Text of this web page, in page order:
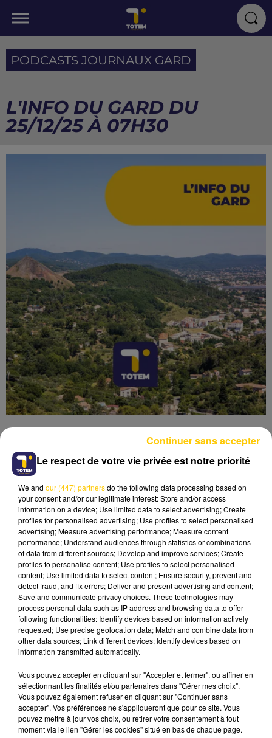
PODCASTS JOURNAUX GARD
L'INFO DU GARD DU
25/12/25 À 07H30
Lecture (4 min 49 sec)
25 décembre 2025 - 4 min 49 sec
L'INFO DU GARD DU 25/12/25 À 07H30
Ecoutez sur Totem l'information en Lozère et sur
le bassin d'Alès avec les reportages de nos
journalistes sur le terrain.
AVEYRON NORD
Le respect de votre vie privée est notre priorité
We and our (447) partnersdo the following data processing based on
your consent and/or our legitimate interest: Store and/or access
information on a device; Use limited data to select advertising; Create
profiles for personalised advertising; Use profiles to select personalised
advertising; Measure advertising performance; Measure content
performance; Understand audiences through statistics or combinations
of data from different sources; Develop and improve services; Create
profiles to personalise content; Use profiles to select personalised
content; Use limited data to select content; Ensure security, prevent and
detect fraud, and fix errors; Deliver and present advertising and content;
Save and communicate privacy choices. These technologies may
process personal data such as IP address and browsing data to offer
following functionalities: Identify devices based on information actively
requested; Use precise geolocation data; Match and combine data from
other data sources; Link different devices; Identify devices based on
information transmitted automatically.
Vous pouvez accepter en cliquant sur "Accepter et fermer", ou affiner en
sélectionnant les finalités et/ou partenaires dans "Gérer mes choix".
Vous pouvez également refuser en cliquant sur "Continuer sans
accepter". Vos préférences ne s'appliqueront que pour ce site. Vous
pouvez mettre à jour vos choix, ou retirer votre consentement à tout
moment via le lien "Gérer les cookies" situé en bas de chaque page.
Continuer sans accepter